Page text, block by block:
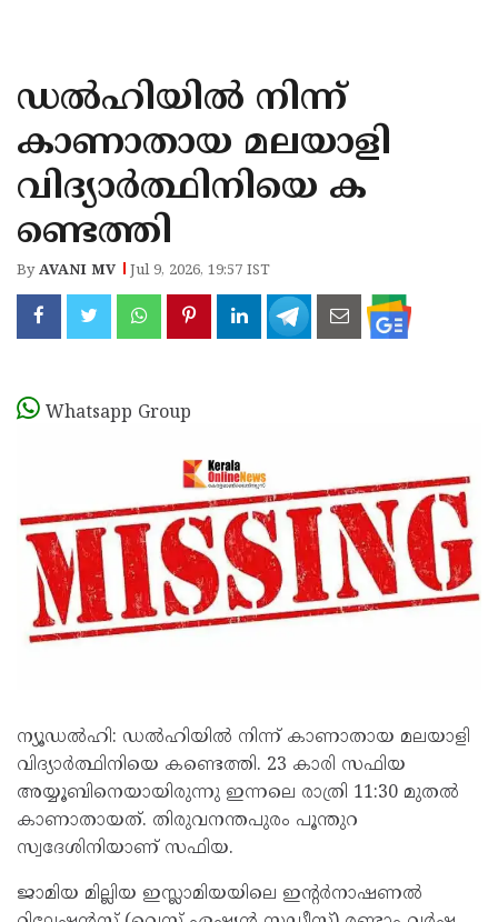
KANNUR
KASARAGOD
ഡൽഹിയിൽ നിന്ന്
കാണാതായ മലയാളി
വിദ്യാർത്ഥിനിയെ ക
ണ്ടെത്തി
ByAVANI MV Jul 9, 2026, 19:57 IST
Whatsapp Group
ന്യൂഡൽഹി: ഡൽഹിയിൽ നിന്ന് കാണാതായ മലയാളി
വിദ്യാർത്ഥിനിയെ കണ്ടെത്തി. 23 കാരി സഫിയ
അയ്യൂബിനെയായിരുന്നു ഇന്നലെ രാത്രി 11:30 മുതൽ
കാണാതായത്. തിരുവനന്തപുരം പൂന്തുറ
സ്വദേശിനിയാണ് സഫിയ.
ജാമിയ മില്ലിയ ഇസ്ലാമിയയിലെ ഇന്റർനാഷണൽ